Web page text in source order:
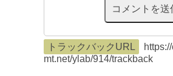
トラックバックURL
mt.net/ylab/914/trackback